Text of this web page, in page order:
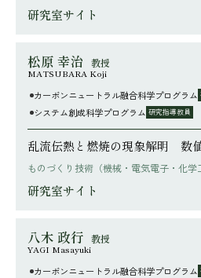
研究室サイト
松原 幸治 教授
MATSUBARA Koji
カーボンニュートラル融合科学プログラム
システム創成科学プログラム 研究指導教員
乱流伝熱と燃焼の現象解明 数
ものづくり技術（機械・電気電子・化学
研究室サイト
八木 政行 教授
YAGI Masayuki
カーボンニュートラル融合科学プログラム